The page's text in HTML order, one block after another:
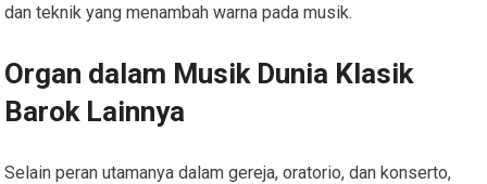
dan teknik yang menambah warna pada musik.
Organ dalam Musik Dunia Klasik
Barok Lainnya
Selain peran utamanya dalam gereja, oratorio, dan konserto,